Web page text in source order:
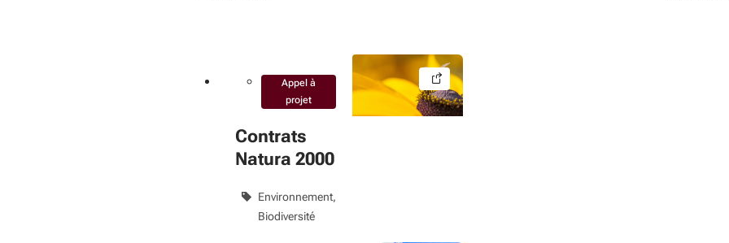
Appel à
projet
Contrats
Natura 2000
Environnement
Biodiversité